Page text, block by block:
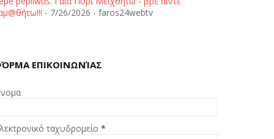
- 7/26/2026 - faros24webtv
ΕΠΙΚΟΙΝΩΝΊΑΣ
ταχυδρομείο*